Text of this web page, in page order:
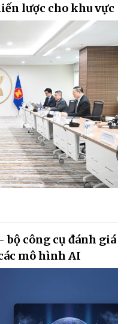
lược cho khu vực
công cụ đánh giá
mô hình AI